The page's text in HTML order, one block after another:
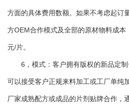
方面的具体费用数额。如果不考虑起订
方OEM合作模式及全部的原材物料成
元/片。
6，模式：客户拥有版权的新品定制
可以接受客户正规来料加工或工厂单纯
厂家成熟配方或成品的片剂贴牌合作，